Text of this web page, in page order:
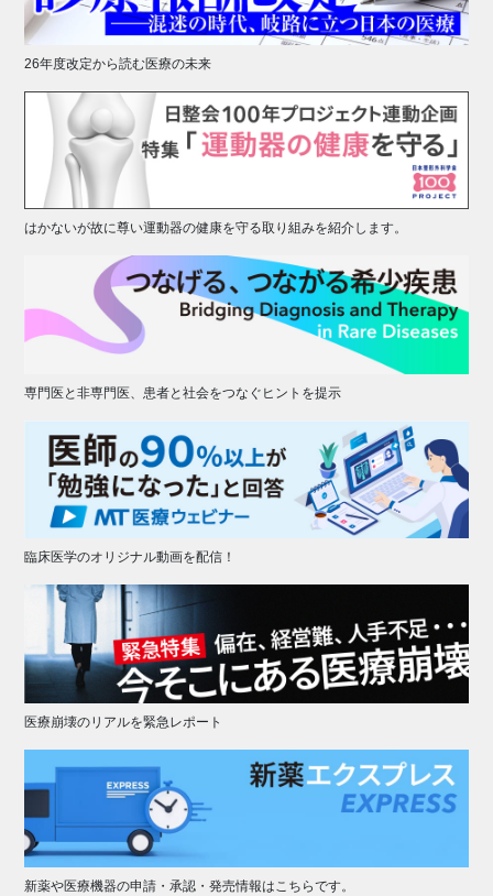
26年度改定から読む医療の未来
はかないが故に尊い運動器の健康を守る取り組みを紹介します。
専門医と非専門医、患者と社会をつなぐヒントを提示
臨床医学のオリジナル動画を配信！
医療崩壊のリアルを緊急レポート
新薬や医療機器の申請・承認・発売情報はこちらです。